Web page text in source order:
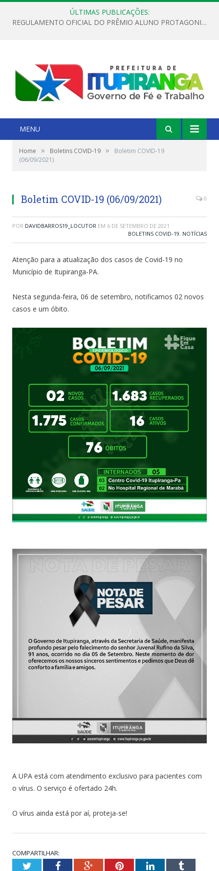
ÚLTIMAS PUBLICAÇÕES:
REGULAMENTO OFICIAL DO PRÊMIO ALUNO PROTAGONISTA – EDIÇÃO 2026
MENU
Home » Boletins COVID-19 »
Boletim COVID-19
(06/09/2021)
Boletim COVID-19 (06/09/2021) 0
POR DAVIDBARROS19_LOCUTOR EM 6 DE SETEMBRO DE 2021
BOLETINS COVID-19, NOTÍCIAS
Atenção para a atualização dos casos de Covid-19 no
Município de Itupiranga-PA.
Nesta segunda-feira, 06 de setembro, notificamos 02 novos
casos e um óbito.
A UPA está com atendimento exclusivo para pacientes com
o vírus. O serviço é ofertado 24h.
O vírus ainda está por aí, proteja-se!
COMPARTILHAR:
TwitterFacebookGoogle+PinterestLinkedInTumblr